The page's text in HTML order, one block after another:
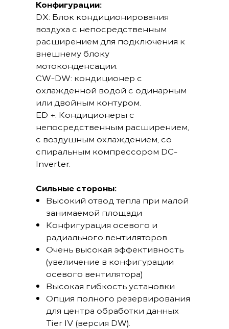
Конфигурации:
DX: Блок кондиционирования
воздуха с непосредственным
расширением для подключения к
внешнему блоку
мотоконденсации.
CW-DW: кондиционер с
охлажденной водой с одинарным
или двойным контуром.
ED +: Кондиционеры с
непосредственным расширением,
с воздушным охлаждением, со
спиральным компрессором DC-
Inverter.
Сильные стороны:
Высокий отвод тепла при малой
занимаемой площади
Конфигурация осевого и
радиального вентиляторов
Очень высокая эффективность
(увеличение в конфигурации
осевого вентилятора)
Высокая гибкость установки
Опция полного резервирования
для центра обработки данных
Tier IV (версия DW).